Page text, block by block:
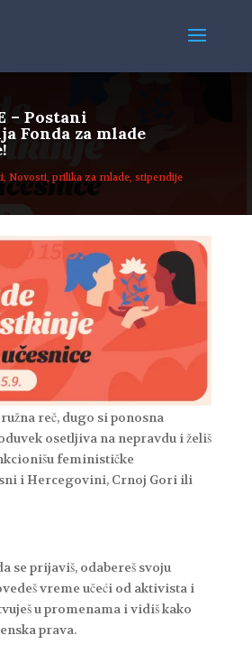
– Postani
Fonda za mlade
, Novosti,prilika za mlade, stipendije
reč, dugo si ponosna
osetljiva na nepravdu i želiš
feminističke
i Hercegovini, Crnoj Gori ili
se prijaviš, odabereš svoju
vreme učeći od aktivista i
u promenama i vidiš kako
prava.